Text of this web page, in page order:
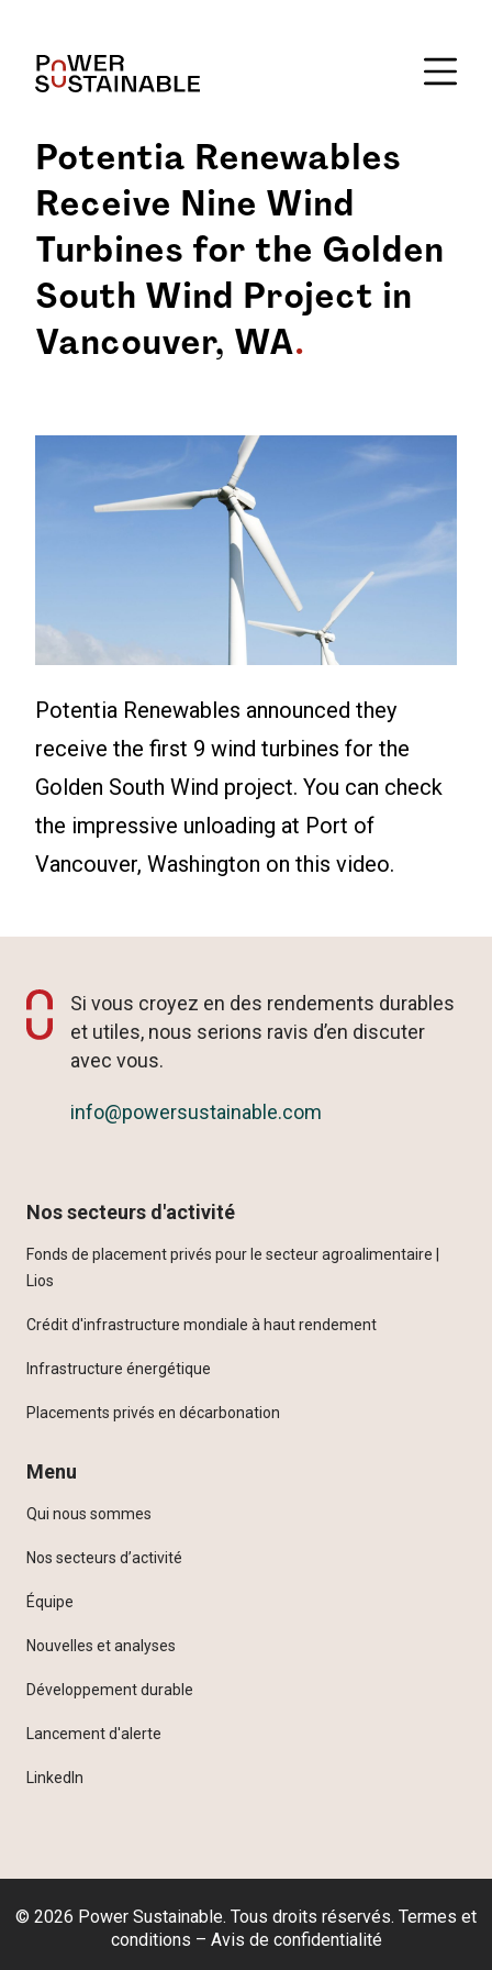
Potentia Renewables
Receive Nine Wind
Turbines for the Golden
South Wind Project in
Vancouver, WA.
Potentia Renewables announced they
receive the first 9 wind turbines for the
Golden South Wind project. You can check
the impressive unloading at Port of
Vancouver, Washington on this video.
Si vous croyez en des rendements durables
et utiles, nous serions ravis d’en discuter
avec vous.
info@powersustainable.com
Nos secteurs d'activité
Fonds de placement privés pour le secteur agroalimentaire |
Lios
Crédit d'infrastructure mondiale à haut rendement
Infrastructure énergétique
Placements privés en décarbonation
Menu
Qui nous sommes
Nos secteurs d’activité
Équipe
Nouvelles et analyses
Développement durable
Lancement d'alerte
LinkedIn
© 2026 Power Sustainable. Tous droits réservés. Termes et
conditions – Avis de confidentialité